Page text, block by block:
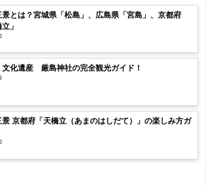
景とは？宮城県「松島」、広島県「宮島」、京都府
」
文化遺産 厳島神社の完全観光ガイド！
景 京都府「天橋立（あまのはしだて）」の楽しみ方ガ